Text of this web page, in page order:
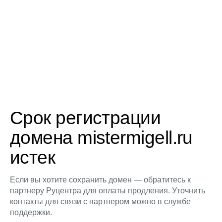
Срок регистрации
домена mistermigell.ru
истек
Если вы хотите сохранить домен — обратитесь к
партнеру Руцентра для оплаты продления. Уточнить
контакты для связи с партнером можно в службе
поддержки.